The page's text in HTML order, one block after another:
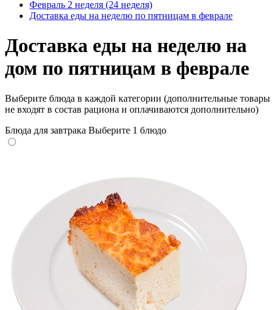
Февраль 2 неделя (24 неделя)
Доставка еды на неделю по пятницам в феврале
Доставка еды на неделю на
дом по пятницам в феврале
Выберите блюда в каждой категории (дополнительные товары
не входят в состав рациона и оплачиваются дополнительно)
Блюда для завтрака Выберите 1 блюдо